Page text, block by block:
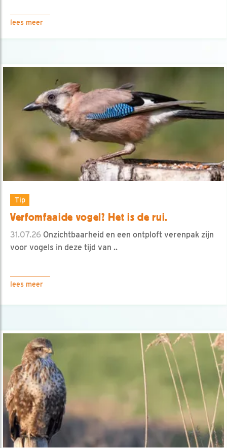
lees meer
Tip
Verfomfaaide vogel? Het is de rui.
31.07.26 Onzichtbaarheid en een ontploft verenpak zijn
voor vogels in deze tijd van ..
lees meer